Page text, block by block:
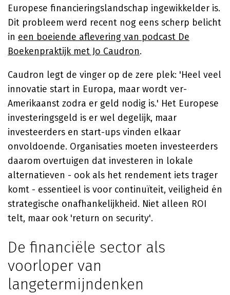
Europese financieringslandschap ingewikkelder is.
Dit probleem werd recent nog eens scherp belicht
in een boeiende aflevering van podcast De
Boekenpraktijk met Jo Caudron.
Caudron legt de vinger op de zere plek: 'Heel veel
innovatie start in Europa, maar wordt ver-
Amerikaanst zodra er geld nodig is.' Het Europese
investeringsgeld is er wel degelijk, maar
investeerders en start-ups vinden elkaar
onvoldoende. Organisaties moeten investeerders
daarom overtuigen dat investeren in lokale
alternatieven - ook als het rendement iets trager
komt - essentieel is voor continuïteit, veiligheid én
strategische onafhankelijkheid. Niet alleen ROI
telt, maar ook 'return on security'.
De financiële sector als
voorloper van
langetermijndenken